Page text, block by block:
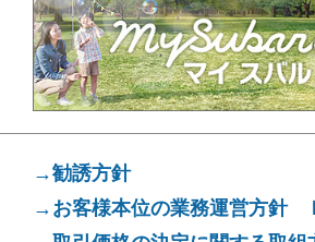
→勧誘方針
→お客様本位の業務運営方針